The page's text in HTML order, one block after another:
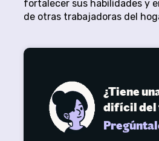
fortalecer sus habilidades y
de otras trabajadoras del